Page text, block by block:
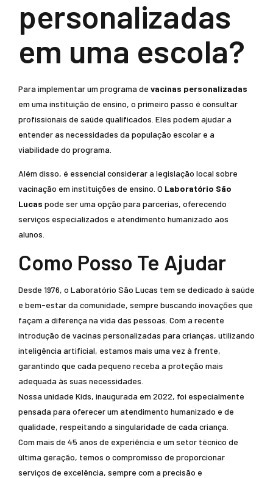
personalizadas
em uma escola?
Para implementar um programa de vacinas personalizadas
em uma instituição de ensino, o primeiro passo é consultar
profissionais de saúde qualificados. Eles podem ajudar a
entender as necessidades da população escolar e a
viabilidade do programa.
Além disso, é essencial considerar a legislação local sobre
vacinação em instituições de ensino. O Laboratório São
Lucas pode ser uma opção para parcerias, oferecendo
serviços especializados e atendimento humanizado aos
alunos.
Como Posso Te Ajudar
Desde 1976, o Laboratório São Lucas tem se dedicado à saúde
e bem-estar da comunidade, sempre buscando inovações que
façam a diferença na vida das pessoas. Com a recente
introdução de vacinas personalizadas para crianças, utilizando
inteligência artificial, estamos mais uma vez à frente,
garantindo que cada pequeno receba a proteção mais
adequada às suas necessidades.
Nossa unidade Kids, inaugurada em 2022, foi especialmente
pensada para oferecer um atendimento humanizado e de
qualidade, respeitando a singularidade de cada criança.
Com mais de 45 anos de experiência e um setor técnico de
última geração, temos o compromisso de proporcionar
serviços de excelência, sempre com a precisão e